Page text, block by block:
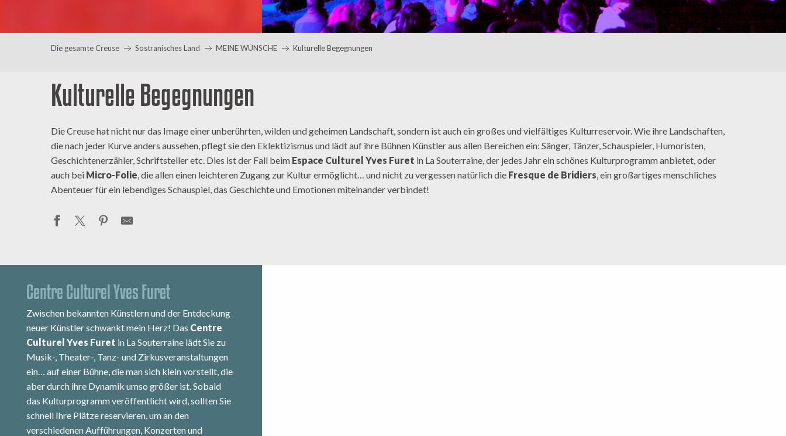
Die gesamte Creuse Sostranisches Land MEINE WÜNSCHE Kulturelle Begegnungen
Kulturelle Begegnungen
Die Creuse hat nicht nur das Image einer unberührten, wilden und geheimen Landschaft, sondern ist auch ein großes und vielfältiges Kulturreservoir. Wie ihre Landschaften,
die nach jeder Kurve anders aussehen, pflegt sie den Eklektizismus und lädt auf ihre Bühnen Künstler aus allen Bereichen ein: Sänger, Tänzer, Schauspieler, Humoristen,
Geschichtenerzähler, Schriftsteller etc. Dies ist der Fall beim Espace Culturel Yves Furet in La Souterraine, der jedes Jahr ein schönes Kulturprogramm anbietet, oder
auch bei Micro-Folie, die allen einen leichteren Zugang zur Kultur ermöglicht… und nicht zu vergessen natürlich die Fresque de Bridiers, ein großartiges menschliches
Abenteuer für ein lebendiges Schauspiel, das Geschichte und Emotionen miteinander verbindet!
Centre Culturel Yves Furet
Zwischen bekannten Künstlern und der Entdeckung
neuer Künstler schwankt mein Herz! Das Centre
Culturel Yves Furet in La Souterraine lädt Sie zu
Musik-, Theater-, Tanz- und Zirkusveranstaltungen
ein… auf einer Bühne, die man sich klein vorstellt, die
aber durch ihre Dynamik umso größer ist. Sobald
das Kulturprogramm veröffentlicht wird, sollten Sie
schnell Ihre Plätze reservieren, um an den
verschiedenen Aufführungen, Konzerten und